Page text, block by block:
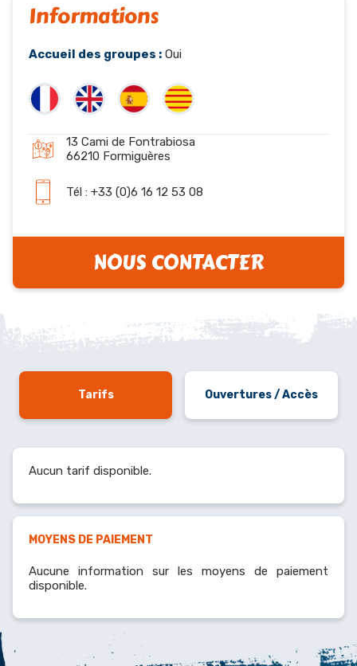
Informations
Accueil des groupes : Oui
13 Cami de Fontrabiosa
66210 Formiguères
Tél : +33 (0)6 16 12 53 08
NOUS CONTACTER
Tarifs Ouvertures / Accès
Aucun tarif disponible.
MOYENS DE PAIEMENT
Aucune information sur les moyens de paiement
disponible.